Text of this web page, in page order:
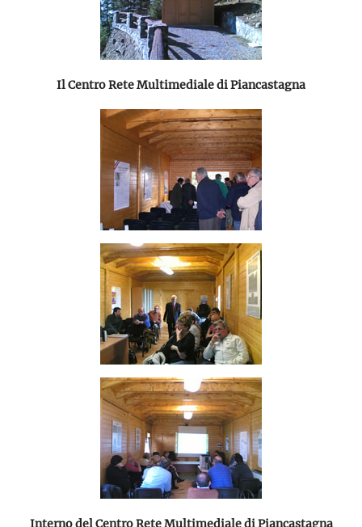
Il Centro Rete Multimediale di Piancastagna
Interno del Centro Rete Multimediale di Piancastagna